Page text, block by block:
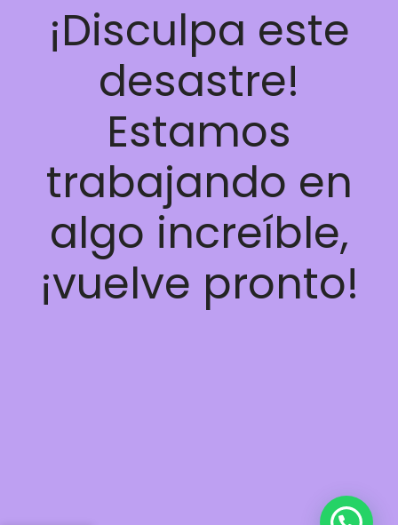
¡Disculpa este
desastre!
Estamos
trabajando en
algo increíble,
¡vuelve pronto!